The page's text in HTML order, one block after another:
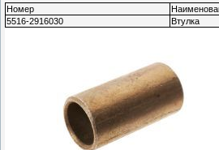
Номер
5516-2916030
Втулка